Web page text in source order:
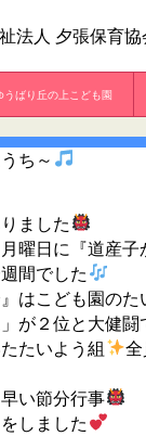
法人 夕張保育協
うばり丘の上こども園
ち～
ました
曜日に『道産子
間でした
はこども園の
が２位と大健闘
たいよう組
い節分行事
しました